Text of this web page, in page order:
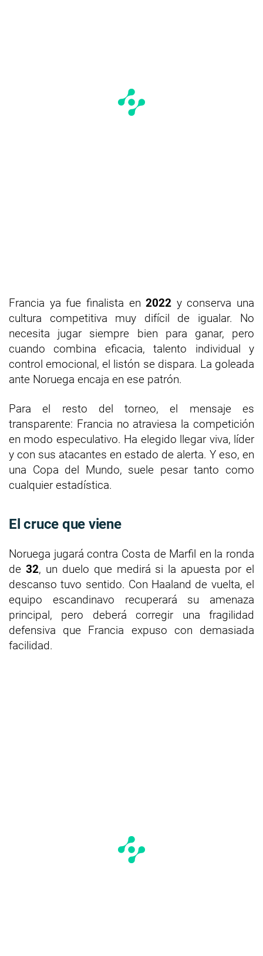
Francia ya fue finalista en2022 y conserva una
cultura competitiva muy difícil de igualar. No
necesita jugar siempre bien para ganar, pero
cuando combina eficacia, talento individual y
control emocional, el listón se dispara. La goleada
ante Noruega encaja en ese patrón.
Para el resto del torneo, el mensaje es
transparente: Francia no atraviesa la competición
en modo especulativo. Ha elegido llegar viva, líder
y con sus atacantes en estado de alerta. Y eso, en
una Copa del Mundo, suele pesar tanto como
cualquier estadística.
El cruce que viene
Noruega jugará contra Costa de Marfil en la ronda
de 32, un duelo que medirá si la apuesta por el
descanso tuvo sentido. Con Haaland de vuelta, el
equipo escandinavo recuperará su amenaza
principal, pero deberá corregir una fragilidad
defensiva que Francia expuso con demasiada
facilidad.